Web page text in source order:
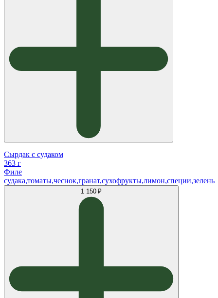
Сырдак с судаком
363 г
Филе
судака,томаты,чеснок,гранат,сухофрукты,лимон,специи,зелень
1 150 ₽